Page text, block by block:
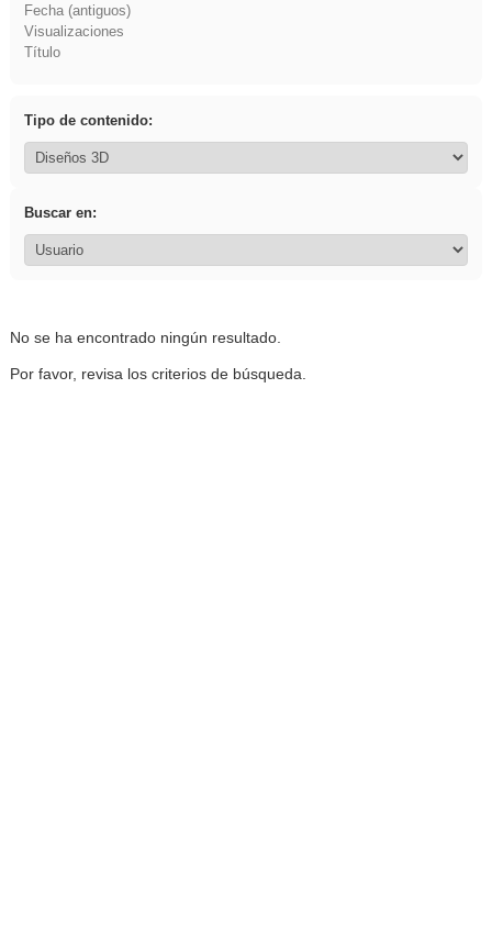
Fecha (antiguos)
Visualizaciones
Título
Tipo de contenido:
Buscar en:
No se ha encontrado ningún resultado.
Por favor, revisa los criterios de búsqueda.